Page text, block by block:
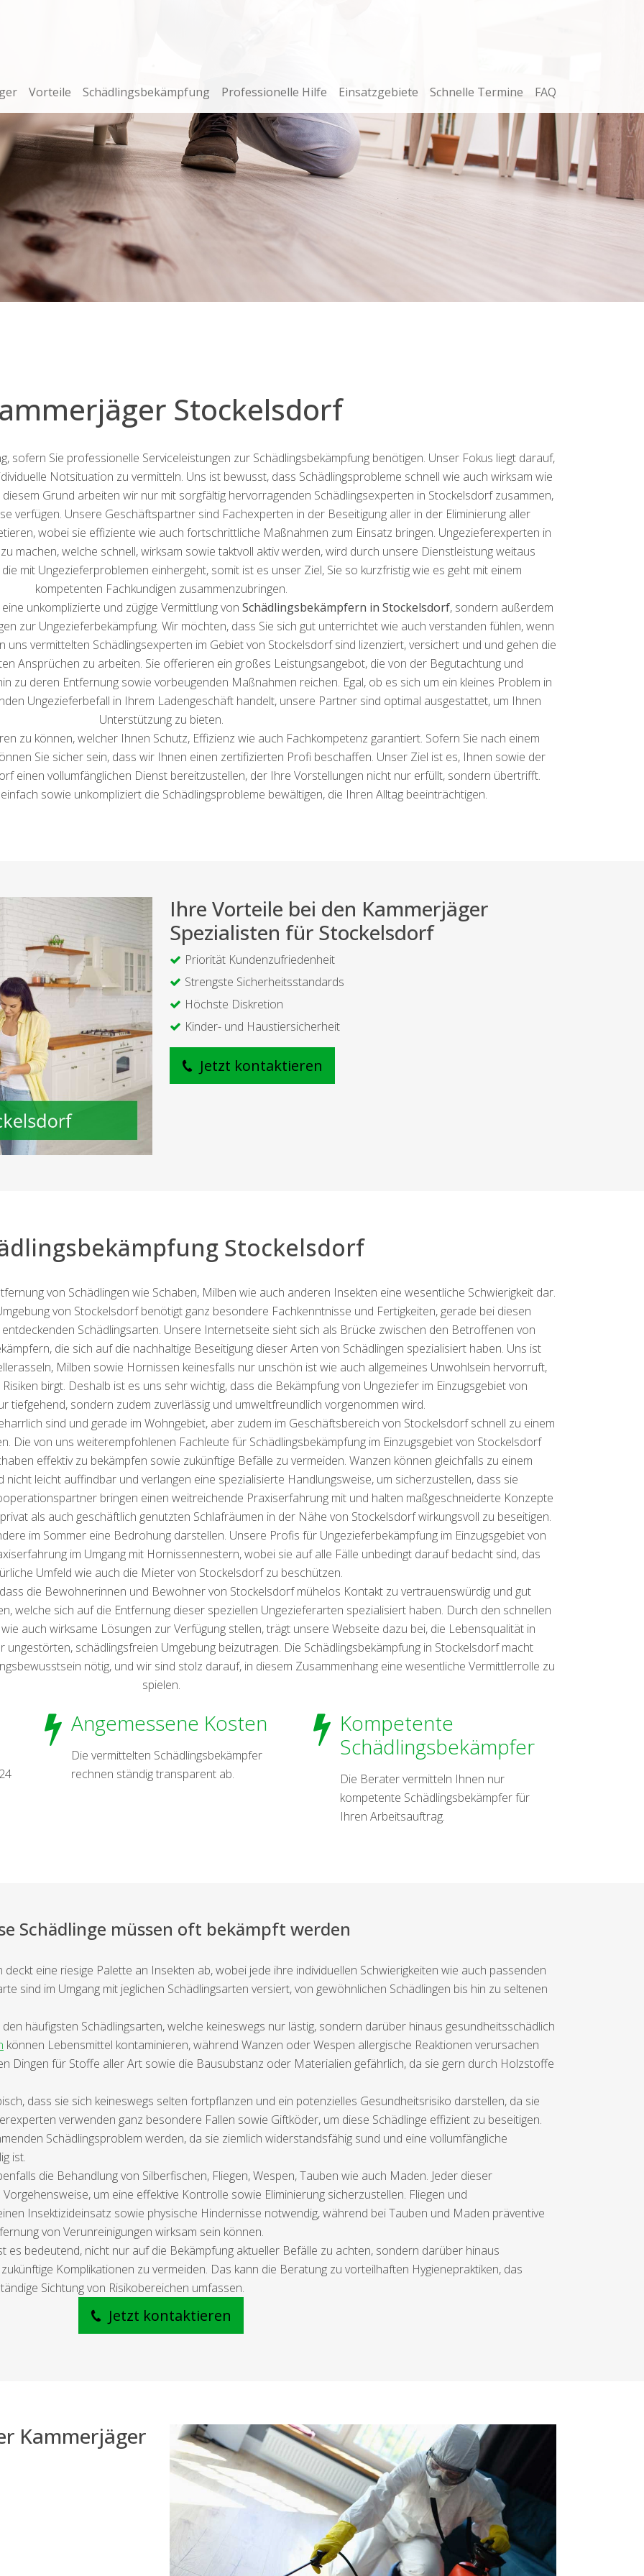
Vorteile Schädlingsbekämpfung Professionelle Hilfe Einsatzgebiete Schnelle Termine FAQ
Stockelsdorf
sofern Sie professionelle Serviceleistungen zur Schädlingsbekämpfung benötigen. Unser Fokus liegt darauf,
Notsituation zu vermitteln. Uns ist bewusst, dass Schädlingsprobleme schnell wie auch wirksam wie
Grund arbeiten wir nur mit sorgfältig hervorragenden Schädlingsexperten in Stockelsdorf zusammen,
verfügen. Unsere Geschäftspartner sind Fachexperten in der Beseitigung aller in der Eliminierung aller
wobei sie effiziente wie auch fortschrittliche Maßnahmen zum Einsatz bringen. Ungezieferexperten in
machen, welche schnell, wirksam sowie taktvoll aktiv werden, wird durch unsere Dienstleistung weitaus
mit Ungezieferproblemen einhergeht, somit ist es unser Ziel, Sie so kurzfristig wie es geht mit einem
kompetenten Fachkundigen zusammenzubringen.
unkomplizierte und zügige Vermittlung von Schädlingsbekämpfern in Stockelsdorf, sondern außerdem
zur Ungezieferbekämpfung. Wir möchten, dass Sie sich gut unterrichtet wie auch verstanden fühlen, wenn
uns vermittelten Schädlingsexperten im Gebiet von Stockelsdorf sind lizenziert, versichert und und gehen die
Ansprüchen zu arbeiten. Sie offerieren ein großes Leistungsangebot, die von der Begutachtung und
zu deren Entfernung sowie vorbeugenden Maßnahmen reichen. Egal, ob es sich um ein kleines Problem in
Ungezieferbefall in Ihrem Ladengeschäft handelt, unsere Partner sind optimal ausgestattet, um Ihnen
Unterstützung zu bieten.
zu können, welcher Ihnen Schutz, Effizienz wie auch Fachkompetenz garantiert. Sofern Sie nach einem
Sie sicher sein, dass wir Ihnen einen zertifizierten Profi beschaffen. Unser Ziel ist es, Ihnen sowie der
einen vollumfänglichen Dienst bereitzustellen, der Ihre Vorstellungen nicht nur erfüllt, sondern übertrifft.
sowie unkompliziert die Schädlingsprobleme bewältigen, die Ihren Alltag beeinträchtigen.
Ihre Vorteile bei den Kammerjäger
Spezialisten für Stockelsdorf
Priorität Kundenzufriedenheit
Strengste Sicherheitsstandards
Höchste Diskretion
Kinder- und Haustiersicherheit
Jetzt kontaktieren
Stockelsdorf
von Schädlingen wie Schaben, Milben wie auch anderen Insekten eine wesentliche Schwierigkeit dar.
von Stockelsdorf benötigt ganz besondere Fachkenntnisse und Fertigkeiten, gerade bei diesen
Schädlingsarten. Unsere Internetseite sieht sich als Brücke zwischen den Betroffenen von
die sich auf die nachhaltige Beseitigung dieser Arten von Schädlingen spezialisiert haben. Uns ist
Milben sowie Hornissen keinesfalls nur unschön ist wie auch allgemeines Unwohlsein hervorruft,
birgt. Deshalb ist es uns sehr wichtig, dass die Bekämpfung von Ungeziefer im Einzugsgebiet von
tiefgehend, sondern zudem zuverlässig und umweltfreundlich vorgenommen wird.
sind und gerade im Wohngebiet, aber zudem im Geschäftsbereich von Stockelsdorf schnell zu einem
Die von uns weiterempfohlenen Fachleute für Schädlingsbekämpfung im Einzugsgebiet von Stockelsdorf
effektiv zu bekämpfen sowie zukünftige Befälle zu vermeiden. Wanzen können gleichfalls zu einem
nicht leicht auffindbar und verlangen eine spezialisierte Handlungsweise, um sicherzustellen, dass sie
bringen einen weitreichende Praxiserfahrung mit und halten maßgeschneiderte Konzepte
als auch geschäftlich genutzten Schlafräumen in der Nähe von Stockelsdorf wirkungsvoll zu beseitigen.
im Sommer eine Bedrohung darstellen. Unsere Profis für Ungezieferbekämpfung im Einzugsgebiet von
im Umgang mit Hornissennestern, wobei sie auf alle Fälle unbedingt darauf bedacht sind, das
Umfeld wie auch die Mieter von Stockelsdorf zu beschützen.
die Bewohnerinnen und Bewohner von Stockelsdorf mühelos Kontakt zu vertrauenswürdig und gut
welche sich auf die Entfernung dieser speziellen Ungezieferarten spezialisiert haben. Durch den schnellen
auch wirksame Lösungen zur Verfügung stellen, trägt unsere Webseite dazu bei, die Lebensqualität in
schädlingsfreien Umgebung beizutragen. Die Schädlingsbekämpfung in Stockelsdorf macht
nötig, und wir sind stolz darauf, in diesem Zusammenhang eine wesentliche Vermittlerrolle zu
spielen.
Angemessene Kosten
Die vermittelten Schädlingsbekämpfer
rechnen ständig transparent ab.
Kompetente
Schädlingsbekämpfer
Die Berater vermitteln Ihnen nur
kompetente Schädlingsbekämpfer für
Ihren Arbeitsauftrag.
Schädlinge müssen oft bekämpft werden
eine riesige Palette an Insekten ab, wobei jede ihre individuellen Schwierigkeiten wie auch passenden
sind im Umgang mit jeglichen Schädlingsarten versiert, von gewöhnlichen Schädlingen bis hin zu seltenen
häufigsten Schädlingsarten, welche keineswegs nur lästig, sondern darüber hinaus gesundheitsschädlich
können Lebensmittel kontaminieren, während Wanzen oder Wespen allergische Reaktionen verursachen
Dingen für Stoffe aller Art sowie die Bausubstanz oder Materialien gefährlich, da sie gern durch Holzstoffe
dass sie sich keineswegs selten fortpflanzen und ein potenzielles Gesundheitsrisiko darstellen, da sie
verwenden ganz besondere Fallen sowie Giftköder, um diese Schädlinge effizient zu beseitigen.
Schädlingsproblem werden, da sie ziemlich widerstandsfähig sund und eine vollumfängliche
ist.
die Behandlung von Silberfischen, Fliegen, Wespen, Tauben wie auch Maden. Jeder dieser
um eine effektive Kontrolle sowie Eliminierung sicherzustellen. Fliegen und
Insektizideinsatz sowie physische Hindernisse notwendig, während bei Tauben und Maden präventive
von Verunreinigungen wirksam sein können.
es bedeutend, nicht nur auf die Bekämpfung aktueller Befälle zu achten, sondern darüber hinaus
Komplikationen zu vermeiden. Das kann die Beratung zu vorteilhaften Hygienepraktiken, das
Sichtung von Risikobereichen umfassen.
Jetzt kontaktieren
Kammerjäger